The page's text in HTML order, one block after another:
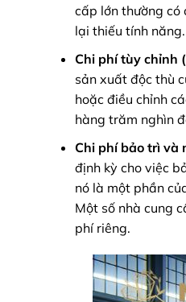
cấp lớn thường có
lại thiếu tính năng.
Chi phí tùy chỉnh
sản xuất độc thù
hoặc điều chỉnh
hàng trăm nghìn
Chi phí bảo trì và
định kỳ cho việc
nó là một phần
Một số nhà cung
phí riêng.